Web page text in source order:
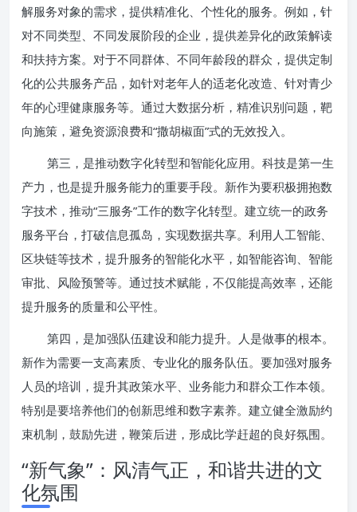
解服务对象的需求，提供精准化、个性化的服务。例如，针
对不同类型、不同发展阶段的企业，提供差异化的政策解读
和扶持方案。对于不同群体、不同年龄段的群众，提供定制
化的公共服务产品，如针对老年人的适老化改造、针对青少
年的心理健康服务等。通过大数据分析，精准识别问题，靶
向施策，避免资源浪费和“撒胡椒面”式的无效投入。
第三，是推动数字化转型和智能化应用。科技是第一生
产力，也是提升服务能力的重要手段。新作为要积极拥抱数
字技术，推动“三服务”工作的数字化转型。建立统一的政务
服务平台，打破信息孤岛，实现数据共享。利用人工智能、
区块链等技术，提升服务的智能化水平，如智能咨询、智能
审批、风险预警等。通过技术赋能，不仅能提高效率，还能
提升服务的质量和公平性。
第四，是加强队伍建设和能力提升。人是做事的根本。
新作为需要一支高素质、专业化的服务队伍。要加强对服务
人员的培训，提升其政策水平、业务能力和群众工作本领。
特别是要培养他们的创新思维和数字素养。建立健全激励约
束机制，鼓励先进，鞭策后进，形成比学赶超的良好氛围。
“新气象”：风清气正，和谐共进的文
化氛围